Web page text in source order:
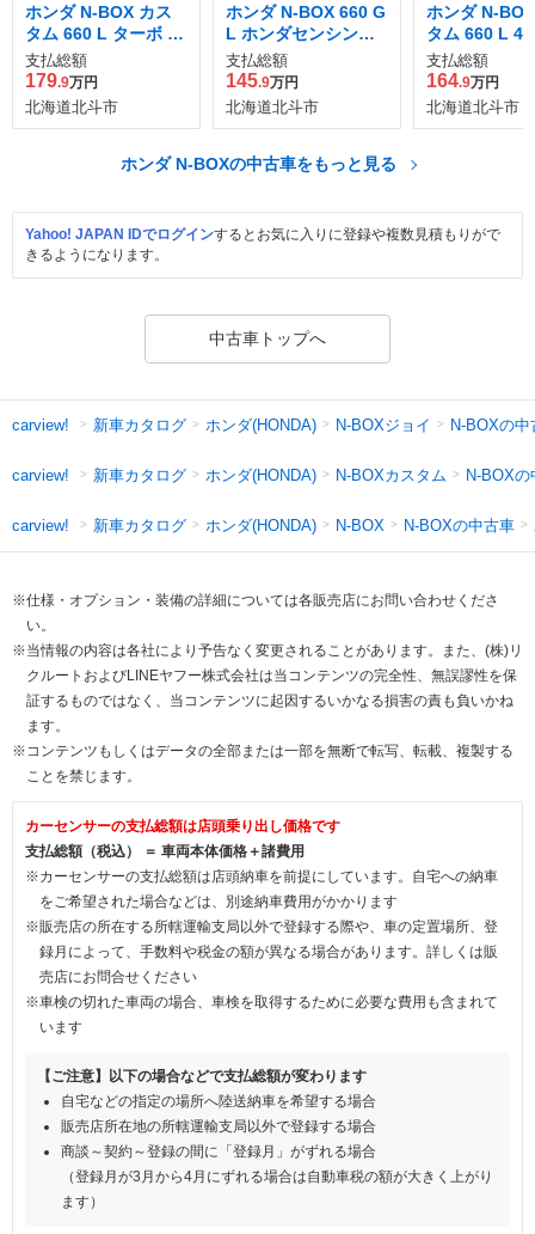
ホンダ N-BOX カス
タム 660 L ターボ ス
タイルプラス ブラッ
ク 4WD
支払総額
179.9万円
北海道北斗市
ホンダ N-BOX 660 G
L ホンダセンシング
4WD
支払総額
145.9万円
北海道北斗市
ホンダ N-
タム 660 L
支払総額
164.9万円
北海道北斗市
ホンダ N-BOXの中古車をもっと見る
Yahoo! JAPAN IDでログインするとお気に入りに登録や複数見積もりがで
きるようになります。
中古車トップへ
carview! 新車カタログ ホンダ(HONDA) N-BOXジョイ N-BOXの中
carview! 新車カタログ ホンダ(HONDA) N-BOXカスタム N-BOXの
carview! 新車カタログ ホンダ(HONDA) N-BOX N-BOXの中古車
※仕様・オプション・装備の詳細については各販売店にお問い合わせくださ
い。
※当情報の内容は各社により予告なく変更されることがあります。また、(株)リ
クルートおよびLINEヤフー株式会社は当コンテンツの完全性、無誤謬性を保
証するものではなく、当コンテンツに起因するいかなる損害の責も負いかね
ます。
※コンテンツもしくはデータの全部または一部を無断で転写、転載、複製する
ことを禁じます。
カーセンサーの支払総額は店頭乗り出し価格です
支払総額（税込） ＝ 車両本体価格＋諸費用
※カーセンサーの支払総額は店頭納車を前提にしています。自宅への納車
をご希望された場合などは、別途納車費用がかかります
※販売店の所在する所轄運輸支局以外で登録する際や、車の定置場所、登
録月によって、手数料や税金の額が異なる場合があります。詳しくは販
売店にお問合せください
※車検の切れた車両の場合、車検を取得するために必要な費用も含まれて
います
【ご注意】以下の場合などで支払総額が変わります
自宅などの指定の場所へ陸送納車を希望する場合
販売店所在地の所轄運輸支局以外で登録する場合
商談～契約～登録の間に「登録月」がずれる場合
（登録月が3月から4月にずれる場合は自動車税の額が大きく上がり
ます）